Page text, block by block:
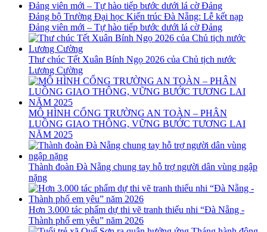
Đảng bộ Trường Đại học Kiến trúc Đà Nẵng: Lễ kết nạp
Đảng viên mới – Tự hào tiếp bước dưới lá cờ Đảng
Thư chúc Tết Xuân Bính Ngọ 2026 của Chủ tịch nước
Lương Cường
MÔ HÌNH CỔNG TRƯỜNG AN TOÀN – PHÂN
LUỒNG GIAO THÔNG, VỮNG BƯỚC TƯƠNG LAI
NĂM 2025
Thành đoàn Đà Nẵng chung tay hỗ trợ người dân vùng ngập
nặng
Hơn 3.000 tác phẩm dự thi vẽ tranh thiếu nhi “Đà Nẵng -
Thành phố em yêu” năm 2026